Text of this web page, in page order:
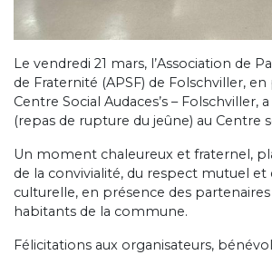
Le vendredi 21 mars, l’Association de
de Fraternité (APSF) de Folschviller,
Centre Social Audaces’s – Folschviller,
(repas de rupture du jeûne) au Centre
Un moment chaleureux et fraternel,
de la convivialité, du respect mutuel et
culturelle, en présence des partenaires
habitants de la commune.
Félicitations aux organisateurs,